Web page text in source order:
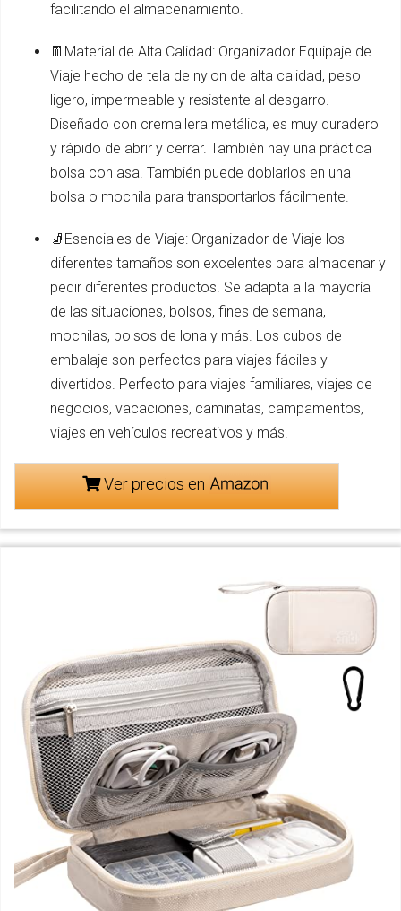
facilitando el almacenamiento.
👖Material de Alta Calidad: Organizador Equipaje de
Viaje hecho de tela de nylon de alta calidad, peso
ligero, impermeable y resistente al desgarro.
Diseñado con cremallera metálica, es muy duradero
y rápido de abrir y cerrar. También hay una práctica
bolsa con asa. También puede doblarlos en una
bolsa o mochila para transportarlos fácilmente.
🧦Esenciales de Viaje: Organizador de Viaje los
diferentes tamaños son excelentes para almacenar y
pedir diferentes productos. Se adapta a la mayoría
de las situaciones, bolsos, fines de semana,
mochilas, bolsos de lona y más. Los cubos de
embalaje son perfectos para viajes fáciles y
divertidos. Perfecto para viajes familiares, viajes de
negocios, vacaciones, caminatas, campamentos,
viajes en vehículos recreativos y más.
Ver precios en